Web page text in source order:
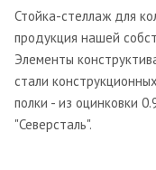
Стойка-стеллаж для
продукция нашей
Элементы
стали
полки - из оцинковки
"Северсталь".